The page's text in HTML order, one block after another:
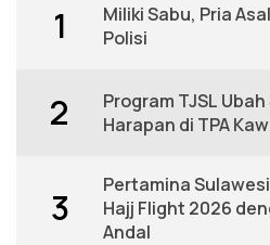
1
Miliki Sabu, Pria
Polisi
2
Program TJSL
Harapan di TPA
3
Pertamina
Hajj Flight 2026
Andal